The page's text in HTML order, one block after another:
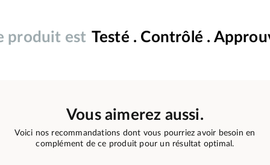
produit est Testé . Contrôlé .
Vous aimerez aussi.
Voici nos recommandations dont vous pourriez avoir besoin en
complément de ce produit pour un résultat optimal.